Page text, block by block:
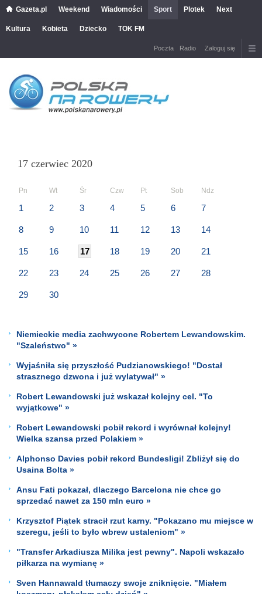
Gazeta.pl Weekend Wiadomości Sport Plotek Next
Kultura Kobieta Dziecko TOK FM
Poczta Radio Zaloguj się
17 czerwiec 2020
Pn Wt Śr Czw Pt Sob Ndz
1 2 3 4 5 6 7
8 9 10 11 12 13 14
15 16 17 18 19 20 21
22 23 24 25 26 27 28
29 30
Niemieckie media zachwycone Robertem Lewandowskim.
"Szaleństwo" »
Wyjaśniła się przyszłość Pudzianowskiego! "Dostał
strasznego dzwona i już wylatywał" »
Robert Lewandowski już wskazał kolejny cel. "To
wyjątkowe" »
Robert Lewandowski pobił rekord i wyrównał kolejny!
Wielka szansa przed Polakiem »
Alphonso Davies pobił rekord Bundesligi! Zbliżył się do
Usaina Bolta »
Ansu Fati pokazał, dlaczego Barcelona nie chce go
sprzedać nawet za 150 mln euro »
Krzysztof Piątek stracił rzut karny. "Pokazano mu miejsce w
szeregu, jeśli to było wbrew ustaleniom" »
"Transfer Arkadiusza Milika jest pewny". Napoli wskazało
piłkarza na wymianę »
Sven Hannawald tłumaczy swoje zniknięcie. "Miałem